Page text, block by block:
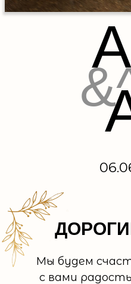
Мы будем
с вами